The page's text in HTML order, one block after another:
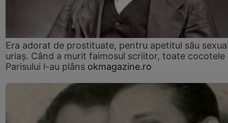
Era adorat de prostituate, pentru apetitul său
uriaș. Când a murit faimosul scriitor, toate cocotele
Parisului l-au plâns okmagazine.ro